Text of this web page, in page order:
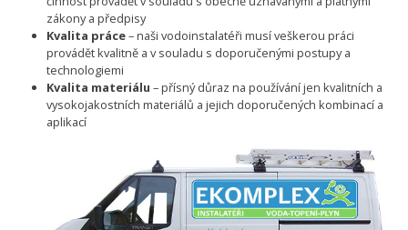
zákony a předpisy
Kvalita práce– naši vodoinstalatéři musí veškerou práci
provádět kvalitně a v souladu s doporučenými postupy a
technologiemi
Kvalita materiálu – přísný důraz na používání jen kvalitních a
vysokojakostních materiálů a jejich doporučených kombinací a
aplikací